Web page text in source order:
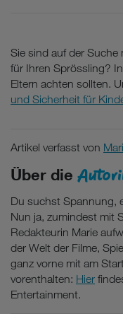
Sie sind auf der Suche
für Ihren Sprössling?
Eltern achten sollten.
und Sicherheit für
Artikel verfasst von
Über die
Du suchst Spannung,
Nun ja, zumindest mit
Redakteurin Marie
der Welt der Filme,
ganz vorne mit am
vorenthalten: Hier
Entertainment.